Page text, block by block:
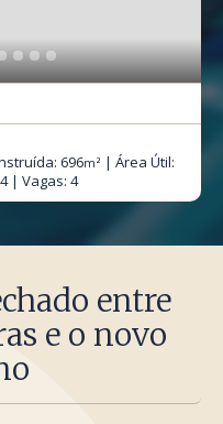
696m² | Área Útil:
| Vagas: 4
entre
e o novo